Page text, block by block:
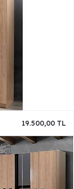
19.500,00 TL